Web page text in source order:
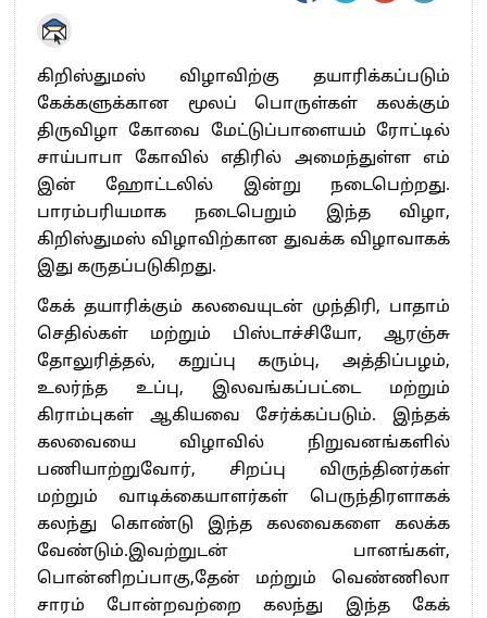
கிறிஸ்துமஸ் விழாவிற்கு தயாரிக்கப்படும்
கேக்களுக்கான மூலப் பொருள்கள் கலக்கும்
திருவிழா கோவை மேட்டுப்பாளையம் ரோட்டில்
சாய்பாபா கோவில் எதிரில் அமைந்துள்ள எம்
இன் ஹோட்டலில் இன்று நடைபெற்றது.
பாரம்பரியமாக நடைபெறும் இந்த விழா,
கிறிஸ்துமஸ் விழாவிற்கான துவக்க விழாவாகக்
இது கருதப்படுகிறது.
கேக் தயாரிக்கும் கலவையுடன் முந்திரி, பாதாம்
செதில்கள் மற்றும் பிஸ்டாச்சியோ, ஆரஞ்சு
தோலுரித்தல், கறுப்பு கரும்பு, அத்திப்பழம்,
உலர்ந்த உப்பு, இலவங்கப்பட்டை மற்றும்
கிராம்புகள் ஆகியவை சேர்க்கப்படும். இந்தக்
கலவையை விழாவில் நிறுவனங்களில்
பணியாற்றுவோர், சிறப்பு விருந்தினர்கள்
மற்றும் வாடிக்கையாளர்கள் பெருந்திரளாகக்
கலந்து கொண்டு இந்த கலவைகளை கலக்க
வேண்டும்.இவற்றுடன் பானங்கள்,
பொன்னிறப்பாகு,தேன் மற்றும் வெண்ணிலா
சாரம் போன்றவற்றை கலந்து இந்த கேக்